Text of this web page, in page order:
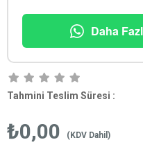
Daha
Tahmini Teslim Süresi :
₺0,00 (KDV Dahil)